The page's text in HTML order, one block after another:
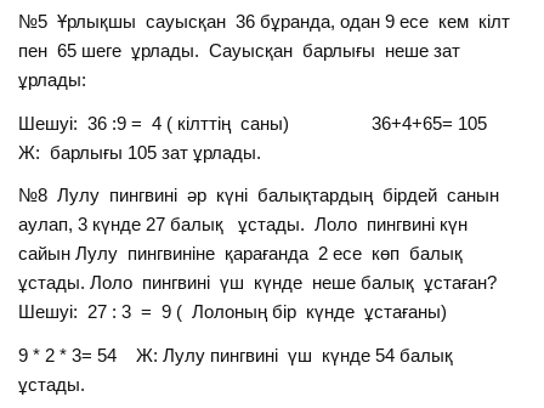
№5 Ұрлықшы сауысқан 36 бұранда, одан 9 есе кем кілт
пен 65 шеге ұрлады. Сауысқан барлығы неше зат
ұрлады:
Шешуі: 36 :9 = 4 ( кілттің саны) 36+4+65= 105
Ж: барлығы 105 зат ұрлады.
№8 Лулу пингвині әр күні балықтардың бірдей санын
аулап, 3 күнде 27 балық ұстады. Лоло пингвині күн
сайын Лулу пингвиніне қарағанда 2 есе көп балық
ұстады. Лоло пингвині үш күнде неше балық ұстаған?
Шешуі: 27 : 3 = 9 ( Лолоның бір күнде ұстағаны)
9 * 2 * 3= 54 Ж: Лулу пингвині үш күнде 54 балық
ұстады.